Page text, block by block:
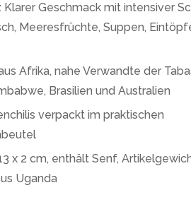
Klarer Geschmack mit intensiver
Meeresfrüchte, Suppen,
Afrika, nahe Verwandte der
Brasilien und Australien
verpackt im praktischen
x 2 cm, enthält Senf,
Uganda